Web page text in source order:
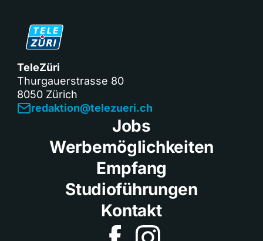
TeleZüri
Thurgauerstrasse 80
8050 Zürich
redaktion@telezueri.ch
Jobs
Werbemöglichkeiten
Empfang
Studioführungen
Kontakt